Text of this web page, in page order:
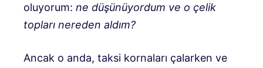
oluyorum: ne düşünüyordum ve o çelik
topları nereden aldım?
Ancak o anda, taksi kornaları çalarken ve